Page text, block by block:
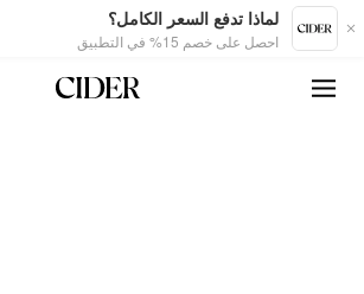
لماذا تدفع السعر الكامل؟
احصل على خصم 15% في التطبيق